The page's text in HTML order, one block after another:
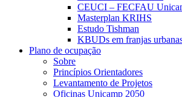
CEUCI – FECFAU
Masterplan KRIHS
Estudo Tishman
KBUDs em franjas
Plano de ocupação
Sobre
Princípios Orientadores
Levantamento de Projetos
Oficinas Unicamp 2050